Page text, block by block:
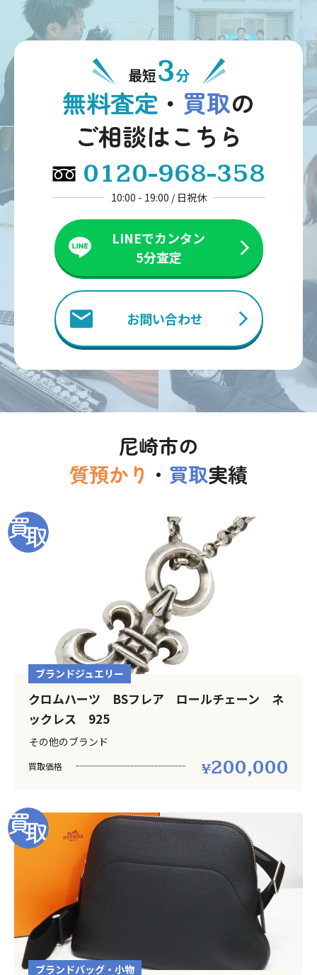
最短3分
無料査定 ・ 買取の
ご相談はこちら
0120-968-358
10:00 - 19:00 / 日祝休
LINEでカンタン
5分査定
お問い合わせ
尼崎市の
質預かり ・ 買取実績
ブランドジュエリー
クロムハーツ BSフレア ロールチェーン ネ
ックレス 925
その他のブランド
買取価格 200,000
ブランドバッグ・小物